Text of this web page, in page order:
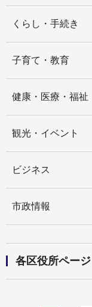
くらし・手続き
子育て・教育
健康・医療・福祉
観光・イベント
ビジネス
市政情報
各区役所ページ